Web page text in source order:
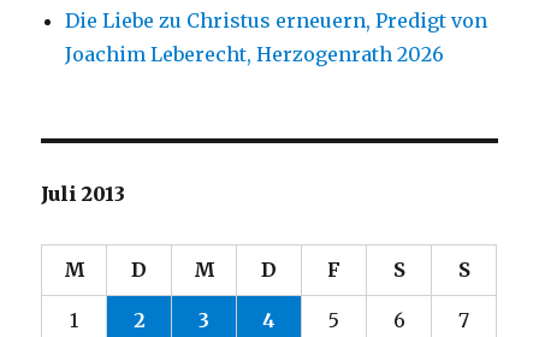
Die Liebe zu Christus erneuern, Predigt von
Joachim Leberecht, Herzogenrath 2026
Juli 2013
M D M D F S S
1 2 3 4 5 6 7